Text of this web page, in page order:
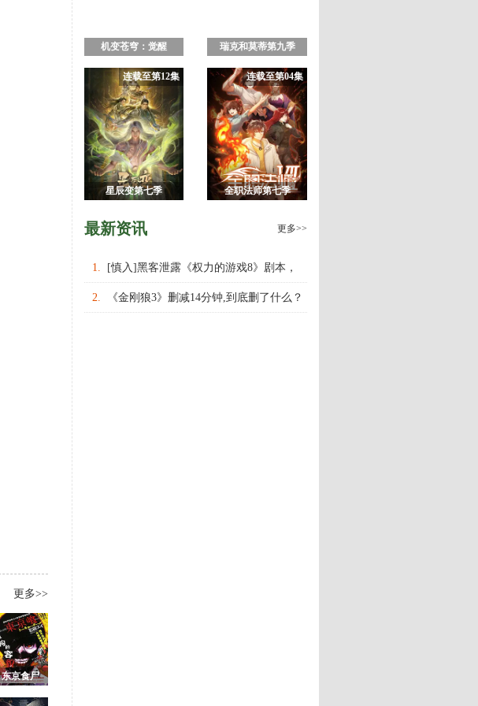
更多>>
东京食尸
机变苍穹：觉醒 瑞克和莫蒂第九季
连载至第12集
星辰变第七季
连载至第04集
全职法师第七季
最新资讯 更多>>
1. [慎入]黑客泄露《权力的游戏8》剧本，
权力的游戏第八季什么时候上映播出？
2. 《金刚狼3》删减14分钟,到底删了什么？